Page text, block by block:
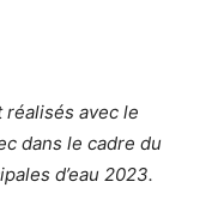
avec le
dans le cadre du
d’eau 2023.